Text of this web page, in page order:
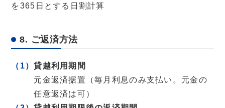
を365日とする日割計算
8. ご返済方法
貸越利用期間
元金返済据置（毎月利息のみ支払い。元金の
任意返済は可）